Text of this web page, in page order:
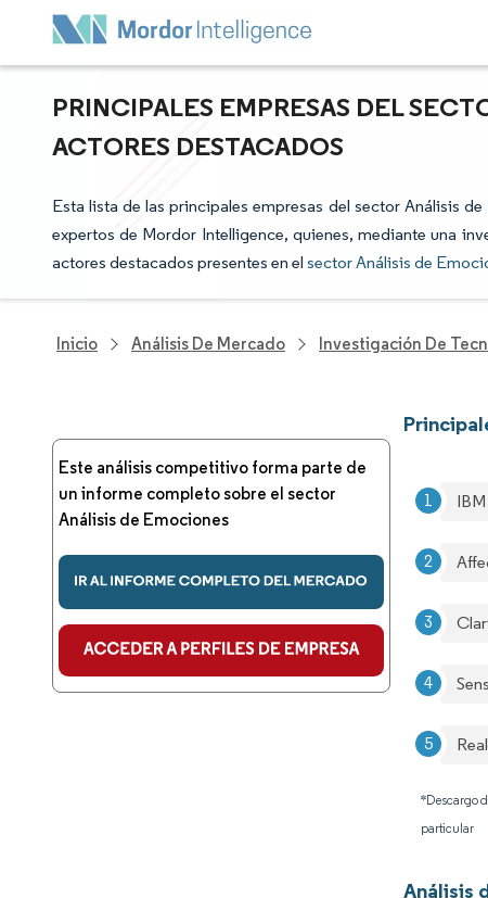
PRINCIPALES EMPRESAS DEL
ACTORES DESTACADOS
Esta lista de las principales empresas del sector Análisis
expertos de Mordor Intelligence, quienes, mediante una
actores destacados presentes en el sector Análisis de
Inicio Análisis De Mercado Investigación De
Este análisis competitivo forma parte de
un informe completo sobre el sector
Análisis de Emociones
*Descargo
particular
Análisis